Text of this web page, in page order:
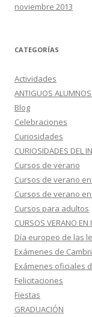
noviembre 2013
CATEGORÍAS
Actividades
ANTIGUOS
Blog
Celebraciones
Curiosidades
CURIOSIDADES DEL
Cursos de verano
Cursos de verano
Cursos de verano
Cursos para adultos
CURSOS VERANO EN
Día europeo de las
Exámenes de
Exámenes oficiales
Felicitaciones
Fiestas
GRADUACIÓN